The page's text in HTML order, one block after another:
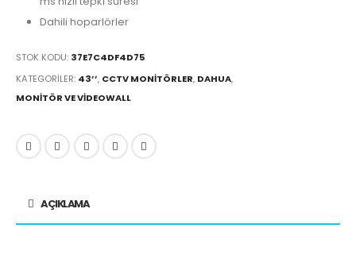
Dahili hoparlörler
STOK KODU: 37E7C4DF4D75
KATEGORILER: 43’’, CCTV MONITÖRLER, DAHUA,
MONITÖR VE VIDEOWALL
AÇIKLAMA